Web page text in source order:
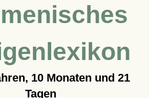
10 Monaten und 21
Tagen